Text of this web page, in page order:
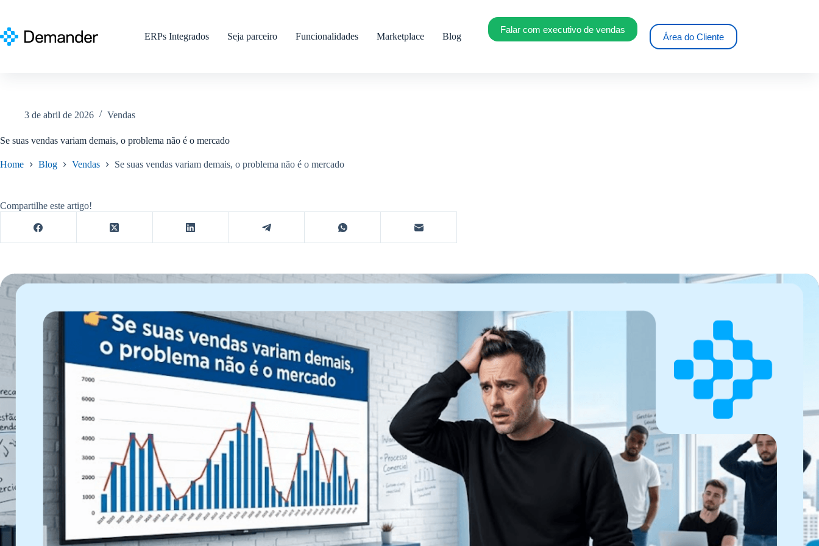
conteúdo
ERPs Integrados Seja parceiro Funcionalidades Marketplace Blog
Falar com executivo de vendas
Área do Cliente
3 de abril de 2026 Vendas
Se suas vendas variam demais, o problema não é o mercado
Home Blog Vendas Se suas vendas variam demais, o problema não é o mercado
Compartilhe este artigo!